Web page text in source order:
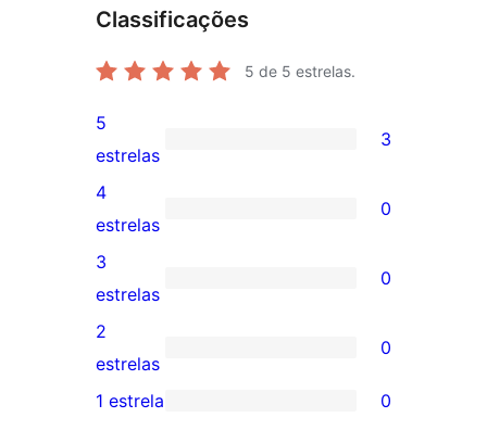
Classificações
5 de 5 estrelas.
3
avaliações
com
5
estrelas
5
estrelas
3
0
avaliação
com
4
estrela
4
estrelas
0
0
avaliação
com
3
3
estrelas
0
0
avaliação
2
estrelas
0
1 estrela 0